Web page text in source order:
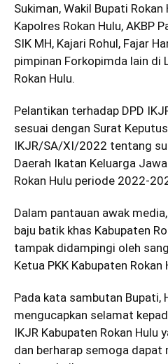
Sukiman, Wakil Bupati Rokan
Kapolres Rokan Hulu, AKBP
SIK MH, Kajari Rohul, Fajar
pimpinan Forkopimda lain di
Rokan Hulu.
Pelantikan terhadap DPD
sesuai dengan Surat
IKJR/SA/XI/2022 tentang
Daerah Ikatan Keluarga
Rokan Hulu periode 2022-
Dalam pantauan awak
baju batik khas Kabupaten
tampak didampingi oleh
Ketua PKK Kabupaten Rokan
Pada kata sambutan Bupati,
mengucapkan selamat
IKJR Kabupaten Rokan Hulu
dan berharap semoga dapat